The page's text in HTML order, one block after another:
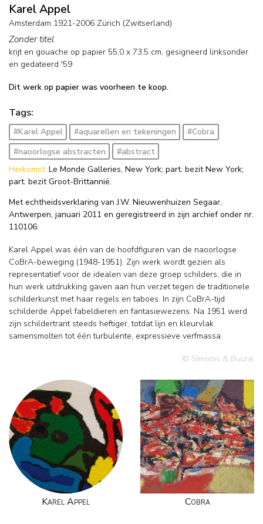
Karel Appel
Amsterdam 1921-2006 Zürich (Zwitserland)
Zonder titel
krijt en gouache op papier 55,0 x 73,5 cm, gesigneerd linksonder
en gedateerd '59
Dit werk op papier was voorheen te koop.
Tags:
#Karel Appel #aquarellen en tekeningen
#Cobra
#naoorlogse abstracten
#abstract
Herkomst: Le Monde Galleries, New York; part. bezit New York;
part. bezit Groot-Brittannië.
Met echtheidsverklaring van J.W. Nieuwenhuizen Segaar,
Antwerpen, januari 2011 en geregistreerd in zijn archief onder nr.
110106.
Karel Appel was één van de hoofdfiguren van de naoorlogse
CoBrA-beweging (1948-1951). Zijn werk wordt gezien als
representatief voor de idealen van deze groep schilders, die in
hun werk uitdrukking gaven aan hun verzet tegen de traditionele
schilderkunst met haar regels en taboes. In zijn CoBrA-tijd
schilderde Appel fabeldieren en fantasiewezens. Na 1951 werd
zijn schildertrant steeds heftiger, totdat lijn en kleurvlak
samensmolten tot één turbulente, expressieve verfmassa.
© Simonis & Buunk
Karel Appel Cobra